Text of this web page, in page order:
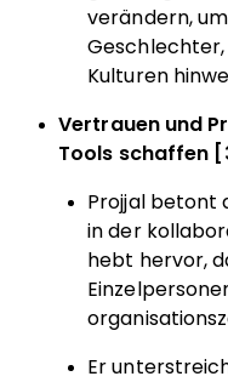
verändern,
Geschlechter,
Kulturen
Vertrauen und
Tools schaffen
Projjal betont
in der
hebt hervor,
Er